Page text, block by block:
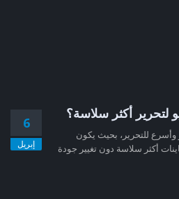
6
إبريل
لتحرير أكثر سلاسة؟
للتحرير، بحيث يكون
أكثر سلاسة دون تغيير جودة